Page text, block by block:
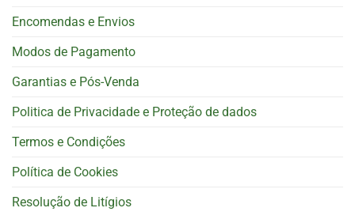
Encomendas e Envios
Modos de Pagamento
Garantias e Pós-Venda
Politica de Privacidade e Proteção de dados
Termos e Condições
Política de Cookies
Resolução de Litígios